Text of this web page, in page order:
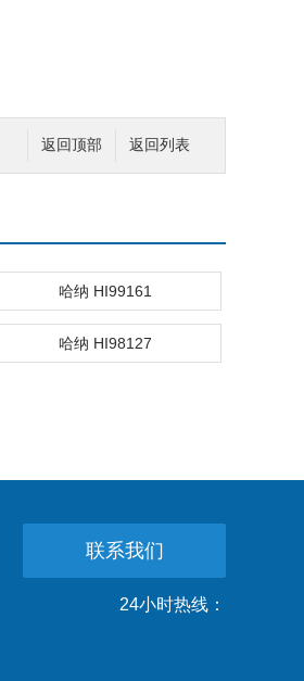
返回列表
返回顶部
哈纳 HI99161
哈纳 HI98127
联系我们
24小时热线：